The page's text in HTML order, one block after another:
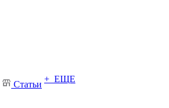
Статьи
+ ЕЩЕ